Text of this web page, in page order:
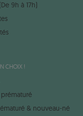
9h à 17h)
CHOIX !
& nouveau-né